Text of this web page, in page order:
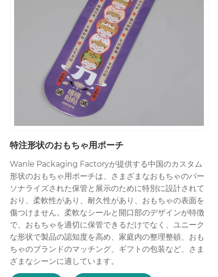
特注形状のおもちゃ用ポーチ
Wanle Packaging Factoryが提供する中国のカスタム
形状のおもちゃ用ポーチは、さまざまなおもちゃのパー
ソナライズされた保管と展示のために特別に設計されて
おり、柔軟性があり、耐久性があり、おもちゃの表面を
傷つけません。柔軟なシールと開口部のデザインが特徴
で、おもちゃを適切に保管できるだけでなく、ユニーク
な形状で製品の認知度を高め、家庭内の整理整頓、おも
ちゃのブランドのマッチング、ギフトの包装など、さま
ざまなシーンに適しています。